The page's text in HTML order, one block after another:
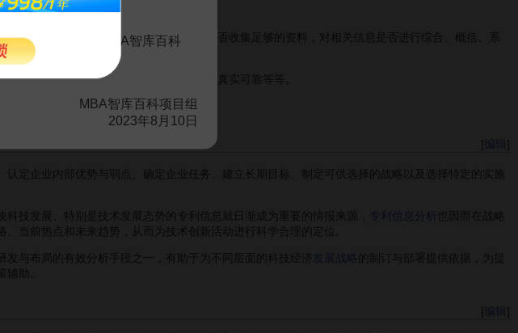
进行分析，是否运用科学分析方法，是否收集足够的资料，对相关信息是否进行综合、概括、系
否形成一个有机的整体，数据来源是否真实可靠等等。
与战略之间是否建立了联系。
[编辑
定企业内部优势与弱点、确定企业任务、建立长期目标、制定可供选择的战略以及选择特定的实施
发展、特别是技术发展态势的专利信息就日渐成为重要的情报来源， 专利信息分析
也因而在战略
当前热点和未来趋势，从而为技术创新活动进行科学合理的定位。
发与布局的有效分析手段之一，有助于为不同层面的科技经济 发展战略的制订与部署提供依据，为提
助。
[编辑
持。诚邀您加入MBA智库百科
步！
MBA智库百科项目组
2023年8月10日